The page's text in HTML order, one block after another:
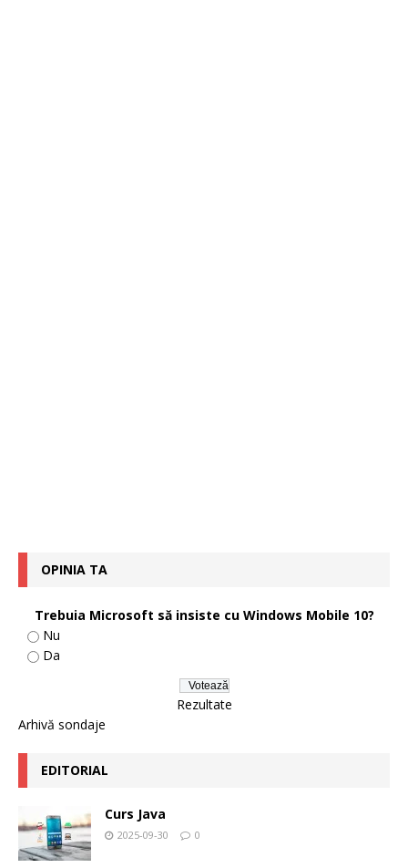
OPINIA TA
Trebuia Microsoft să insiste cu Windows Mobile 10?
Nu
Da
Rezultate
Arhivă sondaje
EDITORIAL
Curs Java
2025-09-30 0